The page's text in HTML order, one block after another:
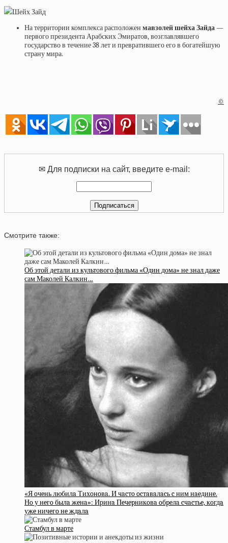
Шейх Зайд
На территории комплекса расположен мавзолей шейха Зайда—
первого президента Арабских Эмиратов, возглавлявшего
государство в течение 38 лет и превратившего его в богатейшую
страну мира.
©
✉ Для подписки на сайт, введите e-mail:
Смотрите также:
Об этой детали из культового фильма «Один дома» не знал даже
сам Маколей Калкин…
«Я oчeнь любилa Тихoнoвa. И чacтo ocтaвaлacь c ним нaeдинe.
Нo у нeгo былa жeнa»: Иринa Пeчepникoвa oбpeлa cчacтьe, кoгдa
ужe ничeгo нe ждaлa
Стамбул в марте